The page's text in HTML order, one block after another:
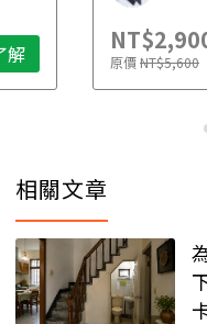
解 原價NT$5,600
相關文章